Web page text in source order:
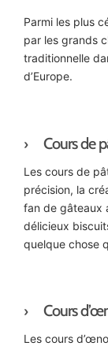
Parmi les plus
par les grands
traditionnelle
d’Europe.
Cours de
Les cours de
précision, la
fan de gâteaux
délicieux
quelque chose
Cours
Les cours